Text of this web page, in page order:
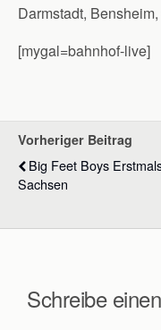
Darmstadt,
[mygal=bahnhof-live]
Vorheriger Beitrag
Big Feet Boys
Sachsen
Schreibe